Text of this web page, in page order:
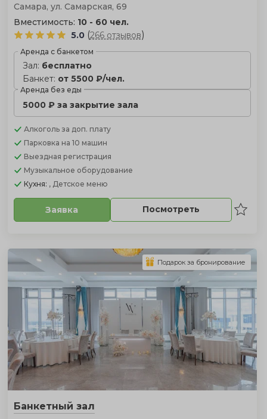
Самара, ул. Самарская, 69
Вместимость: 10 - 60 чел.
5.0 (266 отзывов)
Аренда с банкетом
Зал: бесплатно
Банкет: от 5500 ₽/чел.
Аренда без еды
5000 ₽ за закрытие зала
Алкоголь за доп. плату
Парковка на 10 машин
Выездная регистрация
Музыкальное оборудование
Кухня: , Детское меню
Заявка Посмотреть
Банкетный зал
Подарок за бронирование